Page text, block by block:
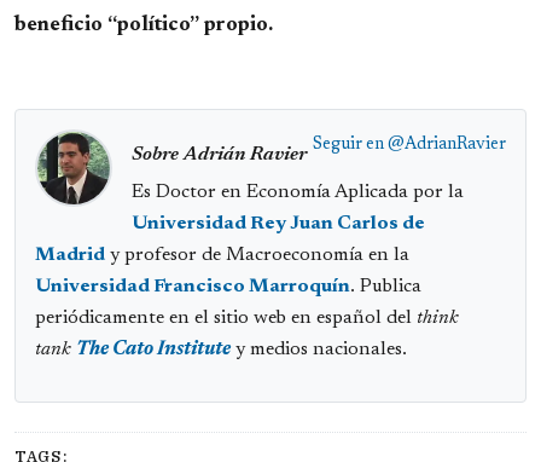
beneficio “político” propio.
Seguir en @AdrianRavier
Sobre Adrián Ravier
Es Doctor en Economía Aplicada por la
Universidad Rey Juan Carlos de
Madrid y profesor de Macroeconomía en la
Universidad Francisco Marroquín. Publica
periódicamente en el sitio web en español del think
tank The Cato Institutey medios nacionales.
TAGS: